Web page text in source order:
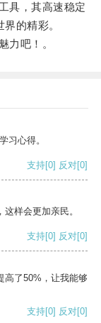
具，其高速稳定
的精彩。
吧！。
习心得。
支持[0] 反对[0]
样会更加亲民。
支持[0] 反对[0]
高了50%，让我能够
支持[0] 反对[0]